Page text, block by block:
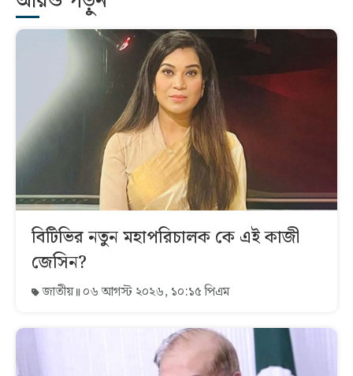
বিটিভির নতুন মহাপরিচালক কে এই কাজী
জেসিন?
জাতীয় ০৬ আগস্ট ২০২৬, ১০:১৫ পিএম